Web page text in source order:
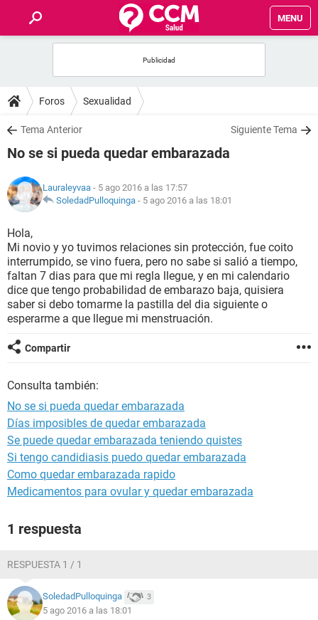
MENU
FOROS
SALUD
NUTRICIÓN
BIENESTAR
SEXUALIDAD
GLOSARIO
Foros Sexualidad
Tema Anterior Siguiente Tema
No se si pueda quedar embarazada
Lauraleyvaa - 5 ago 2016 a las 17:57
SoledadPulloquinga - 5 ago 2016 a las 18:01
Hola,
Mi novio y yo tuvimos relaciones sin protección, fue coito
interrumpido, se vino fuera, pero no sabe si salió a tiempo,
faltan 7 dias para que mi regla llegue, y en mi calendario
dice que tengo probabilidad de embarazo baja, quisiera
saber si debo tomarme la pastilla del dia siguiente o
esperarme a que llegue mi menstruación.
Compartir
Consulta también:
No se si pueda quedar embarazada
Días imposibles de quedar embarazada
Se puede quedar embarazada teniendo quistes
Si tengo candidiasis puedo quedar embarazada
Como quedar embarazada rapido
Medicamentos para ovular y quedar embarazada
1 respuesta
RESPUESTA 1 / 1
SoledadPulloquinga 3
5 ago 2016 a las 18:01